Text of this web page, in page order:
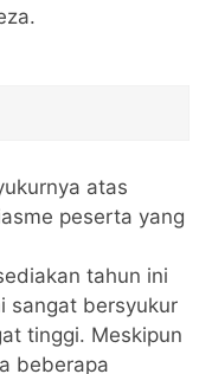
atas
peserta yang
tahun ini
sangat bersyukur
tinggi. Meskipun
beberapa